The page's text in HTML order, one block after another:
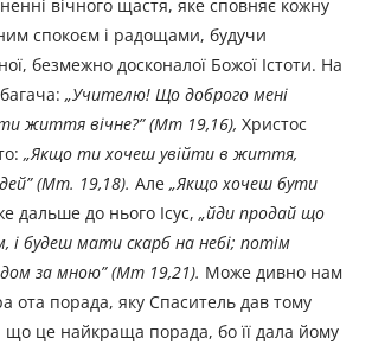
вічного щастя, яке сповняє кожну
спокоєм і радощами, будучи
безмежно досконалої Божої Істоти. На
„Учителю! Що доброго мені
життя вічне?”(Мт 19,16), Христос
„Якщо ти хочеш увійти в життя,
”(Мт. 19,18). Але„Якщо хочеш бути
дальше до нього Ісус,„йди продай що
і будеш матиcкарб на небі; потім
за мною”(Мт 19,21). Може дивно нам
ота порада, яку Спаситель дав тому
що це найкраща порада, бо її дала йому